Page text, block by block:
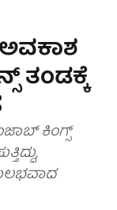
ತಂಡಕ್ಕೆ
ಕಿಂಗ್ಸ್